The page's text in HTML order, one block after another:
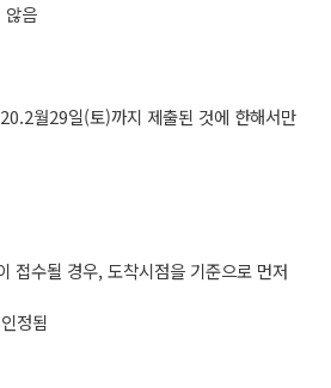
않음
월29일(토)까지 제출된 것에 한해서만
접수될 경우, 도착시점을 기준으로 먼저
정됨